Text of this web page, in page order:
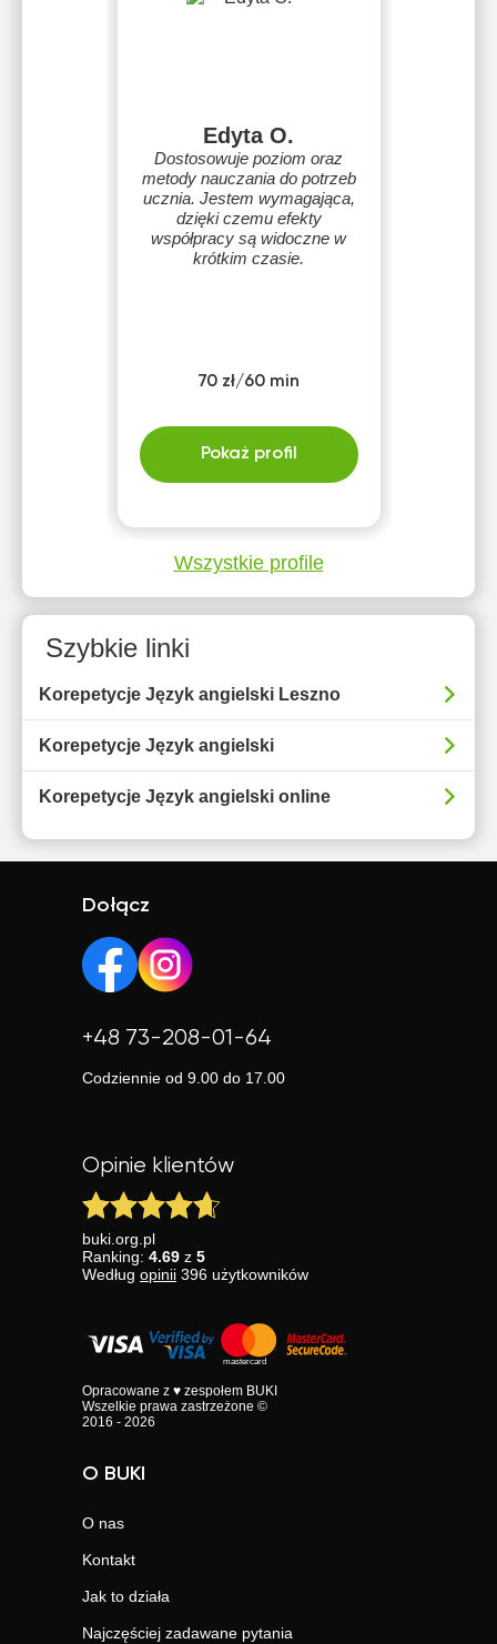
Edyta O.
Dostosowuje poziom oraz
metody nauczania do potrzeb
ucznia. Jestem wymagająca,
dzięki czemu efekty
współpracy są widoczne w
krótkim czasie.
70 zł/60 min
Pokaż profil
Wszystkie profile
Szybkie linki
Korepetycje Język angielski Leszno
Korepetycje Język angielski
Korepetycje Język angielski online
Dołącz
+48 73-208-01-64
Codziennie od 9.00 do 17.00
Opinie klientów
buki.org.pl
Ranking: 4.69 z 5
Według opinii 396 użytkowników
Opracowane z ♥ zespołem BUKI
Wszelkie prawa zastrzeżone ©
2016 - 2026
O BUKI
O nas
Kontakt
Jak to działa
Najczęściej zadawane pytania